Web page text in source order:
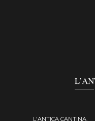
L'ANTICA CANTINA.